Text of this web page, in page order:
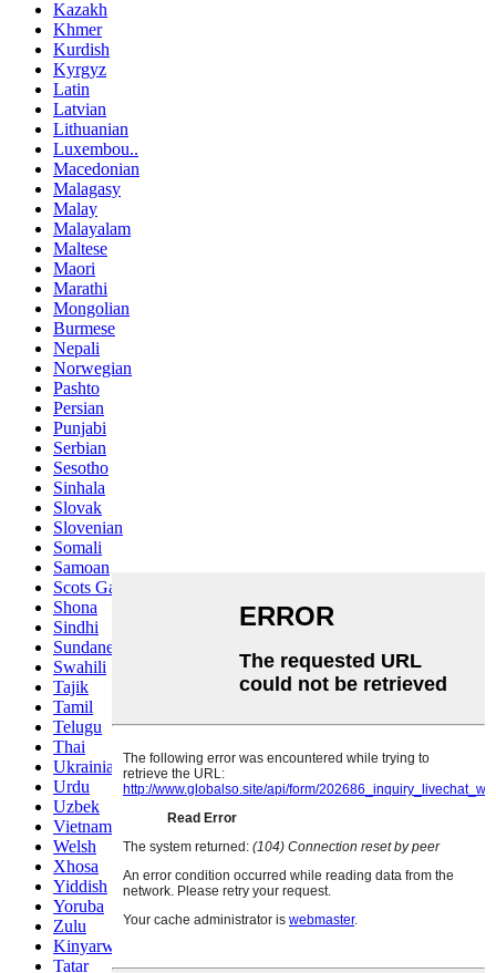
Kazakh
Khmer
Kurdish
Kyrgyz
Latin
Latvian
Lithuanian
Luxembou..
Macedonian
Malagasy
Malay
Malayalam
Maltese
Maori
Marathi
Mongolian
Burmese
Nepali
Norwegian
Pashto
Persian
Punjabi
Serbian
Sesotho
Sinhala
Slovak
Slovenian
Somali
Samoan
Scots Gaelic
Shona
Sindhi
Sundanese
Swahili
Tajik
Tamil
Telugu
Thai
Ukrainian
Urdu
Uzbek
Vietnamese
Welsh
Xhosa
Yiddish
Yoruba
Zulu
Kinyarwanda
Tatar